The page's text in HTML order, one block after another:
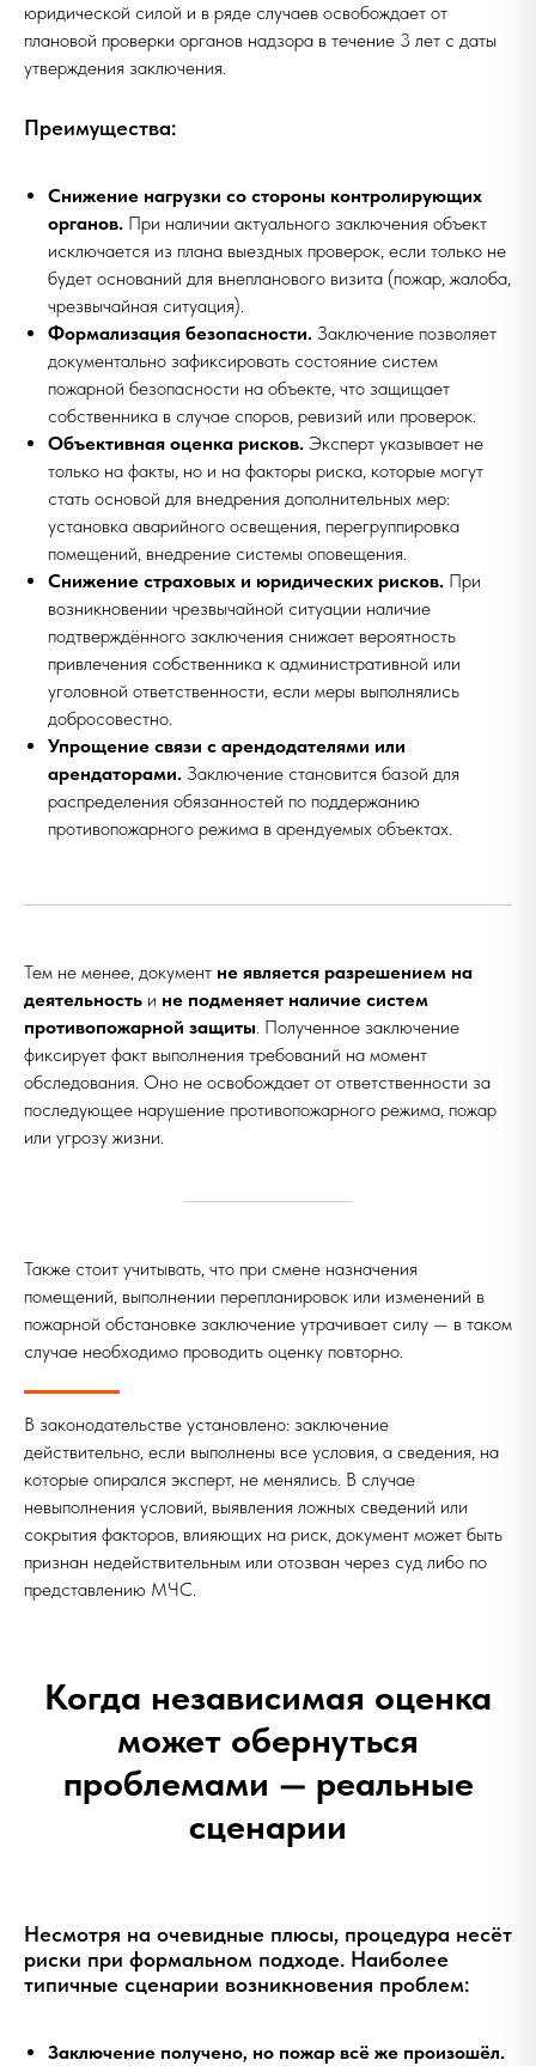
юридической силой и в ряде случаев освобождает от
плановой проверки органов надзора в течение 3 лет с даты
утверждения заключения.
Преимущества:
Снижение нагрузки со стороны контролирующих
органов. При наличии актуального заключения объект
исключается из плана выездных проверок, если только не
будет оснований для внепланового визита (пожар, жалоба,
чрезвычайная ситуация).
Формализация безопасности. Заключение позволяет
документально зафиксировать состояние систем
пожарной безопасности на объекте, что защищает
собственника в случае споров, ревизий или проверок.
Объективная оценка рисков. Эксперт указывает не
только на факты, но и на факторы риска, которые могут
стать основой для внедрения дополнительных мер:
установка аварийного освещения, перегруппировка
помещений, внедрение системы оповещения.
Снижение страховых и юридических рисков. При
возникновении чрезвычайной ситуации наличие
подтверждённого заключения снижает вероятность
привлечения собственника к административной или
уголовной ответственности, если меры выполнялись
добросовестно.
Упрощение связи с арендодателями или
арендаторами. Заключение становится базой для
распределения обязанностей по поддержанию
противопожарного режима в арендуемых объектах.
Тем не менее, документ не является разрешением на
деятельность и не подменяет наличие систем
противопожарной защиты. Полученное заключение
фиксирует факт выполнения требований на момент
обследования. Оно не освобождает от ответственности за
последующее нарушение противопожарного режима, пожар
или угрозу жизни.
Также стоит учитывать, что при смене назначения
помещений, выполнении перепланировок или изменений в
пожарной обстановке заключение утрачивает силу — в таком
случае необходимо проводить оценку повторно.
В законодательстве установлено: заключение
действительно, если выполнены все условия, а сведения, на
которые опирался эксперт, не менялись. В случае
невыполнения условий, выявления ложных сведений или
сокрытия факторов, влияющих на риск, документ может быть
признан недействительным или отозван через суд либо по
представлению МЧС.
Когда независимая оценка
может обернуться
проблемами — реальные
сценарии
Несмотря на очевидные плюсы, процедура несёт
риски при формальном подходе. Наиболее
типичные сценарии возникновения проблем:
Заключение получено, но пожар всё же произошёл.